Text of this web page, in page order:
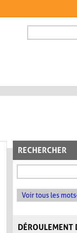
FORMULAIRE
RECHERCHER
Voir tous les
DÉROULEMENT